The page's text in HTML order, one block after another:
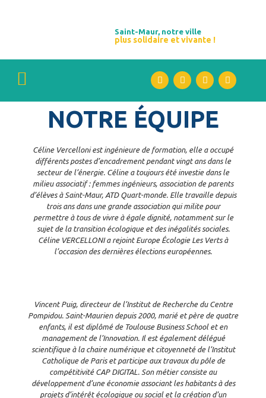
Saint-Maur, notre ville
plus solidaire et vivante !
NOTRE ÉQUIPE
Céline Vercelloni est ingénieure de formation, elle a occupé
différents postes d’encadrement pendant vingt ans dans le
secteur de l’énergie. Céline a toujours été investie dans le
milieu associatif : femmes ingénieurs, association de parents
d’élèves à Saint-Maur, ATD Quart-monde. Elle travaille depuis
trois ans dans une grande association qui milite pour
permettre à tous de vivre à égale dignité, notamment sur le
sujet de la transition écologique et des inégalités sociales.
Céline VERCELLONI a rejoint Europe Écologie Les Verts à
l’occasion des dernières élections européennes.
Vincent Puig, directeur de l’Institut de Recherche du Centre
Pompidou. Saint-Maurien depuis 2000, marié et père de quatre
enfants, il est diplômé de Toulouse Business School et en
management de l’Innovation. Il est également délégué
scientifique à la chaire numérique et citoyenneté de l’Institut
Catholique de Paris et participe aux travaux du pôle de
compétitivité CAP DIGITAL. Son métier consiste au
développement d’une économie associant les habitants à des
projets d’intérêt écologique ou social et la création d’un